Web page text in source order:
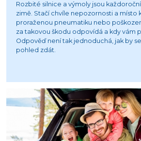
Rozbité silnice a výmoly jsou
zimě. Stačí chvíle nepozornosti a místo
proraženou pneumatiku nebo
za takovou škodu odpovídá a kdy vám
Odpověď není tak jednoduchá, jak by
pohled zdát.